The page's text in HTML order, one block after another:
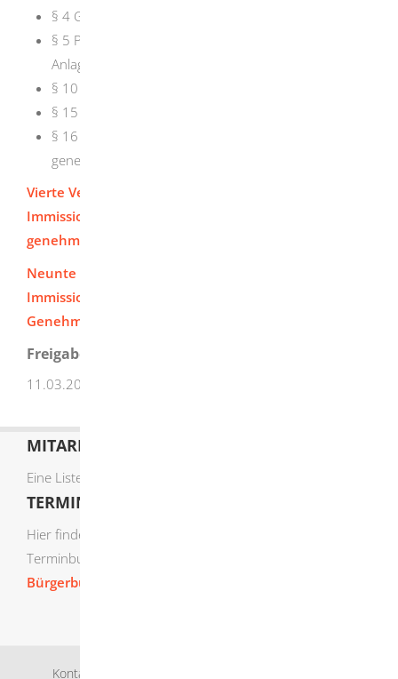
§ 4 Genehmigung
§ 5 Pflichten der Betreiber genehmigungsbedürftiger
Anlagen
§ 10 Genehmigungsverfahren
§ 15 Änderung genehmigungsbedürftiger Anlagen
§ 16 Wesentliche Änderung
genehmigungsbedürftiger Anlagen
Vierte Verordnung zur Durchführung des Bundes-
Immissionsschutzgesetzes
genehmigungsbedürftige Anlagen - 4. BImSchV)
Neunte Verordnung zur Durchführung des Bundes-
Immissionsschutzgesetzes
Genehmigungsverfahren
Freigabevermerk
11.03.2026
MITARBEITERLISTE
Eine Liste der Mitarbeiter von A-Z finden Sie
TERMIN ONLINE BUCHEN
Hier finden Sie die verfügbaren Sachgebiete zur Online-
Terminbuchung:
Bürgerbüro Termine online buchen
Kontakt